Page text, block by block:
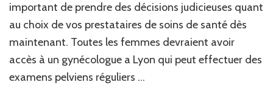
important de prendre des décisions judicieuses quant
au choix de vos prestataires de soins de santé dès
maintenant. Toutes les femmes devraient avoir
accès à un gynécologue a Lyon qui peut effectuer des
examens pelviens réguliers …